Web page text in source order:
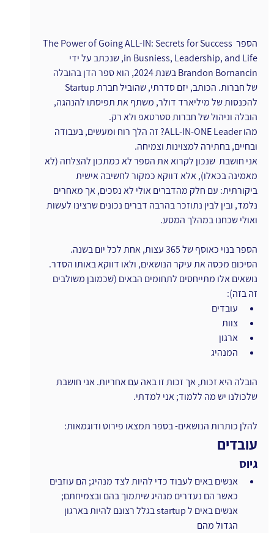
הספר The Power of Going ALL-IN: Secrets for Success
in Busniess, Leadership, and Life, שנכתב על ידי
Brandon Bornancin בשנת 2024, הוא ספר הדן בהובלה
להכנסות של מיליארד דולר, משתף את תפיסתו להנהגה,
הובלה וניהול של חברות סטרטאפ ולא רק.
מהו ALL-IN-ONE Leader? זה הלך רוח ומעשים, בעבודה
ובחיים, בחתירה למצוינות וצמיחה.
אני חושבת  שנכון לקרוא את הספר לא כמתכון להצלחה (לא
מאמינה בכאלו), אלא דווקא כמקור לחשיבה אישית
ביקורתית: עם חלק מהדברים אולי לא נסכים, אך מאחרים
נלמד, ובין לבין נתוזכר בהרבה דברים נכונים שרצינו לעשות
ואולי שכחנו במהלך המסע.
הספר בנוי כאוסף של 365 עצות, אחת לכל יום בשנה.
הסיכום מכסה את עיקר הנושאים, ולאו דווקא באותו הסדר.
נושאים אלו מתייחסים לתחומים הבאים (שׁכמובן משולבים
זה בזה):
עובדים
צוות
ארגון
המנהיג
הובלה היא זכות, אך זכות זו באה עם אחריות. אני חושבת
שלכולנו יש מה ללמוד; אני למדתי.
להלן כותרות הנושאים- בספר תמצאו פירוט ודוגמאות:
עובדים
גיוס
אנשים באים לעבוד כדי להיות לצד מנהיג; הם עוזבים
כאשר הם נעדרים מנהיג שיתמוך בהם ובצמיחתם;
אנשים באים ל startup בגלל רצונם להיות בארגון
הגדול מהם